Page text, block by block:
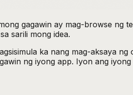
gagawin ay mag-browse ng
sarili mong idea.
ka nang mag-aksaya
ng iyong app. Iyon ang